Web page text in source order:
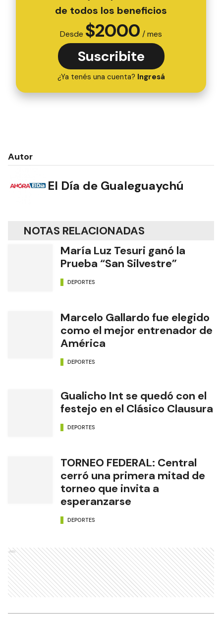
de todos los beneficios
Desde $2000 / mes
Suscribite
¿Ya tenés una cuenta? Ingresá
Autor
El Día de Gualeguaychú
NOTAS RELACIONADAS
María Luz Tesuri ganó la
Prueba “San Silvestre”
DEPORTES
Marcelo Gallardo fue elegido
como el mejor entrenador de
América
DEPORTES
Gualicho Int se quedó con el
festejo en el Clásico Clausura
DEPORTES
TORNEO FEDERAL: Central
cerró una primera mitad de
torneo que invita a
esperanzarse
DEPORTES
Ads